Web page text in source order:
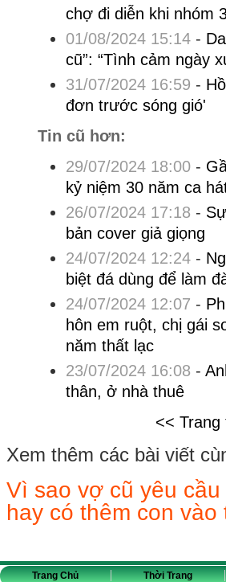
chợ đi diễn khi nhóm
01/08/2024 15:14-
cũ”: “Tình cảm ngày
31/07/2024 16:59 -
đơn trước sóng gió'
Tin cũ hơn:
29/07/2024 18:00-
kỷ niệm 30 năm ca
26/07/2024 17:18 -
bản cover giả giọng
24/07/2024 12:24-
biệt đá dùng để làm
24/07/2024 12:07 -
hôn em ruột, chị gái
năm thất lạc
23/07/2024 16:08 -
thân, ở nhà thuê
<< Trang
Xem thêm các bài viết
Vì sao vợ cũ yêu
hay có thêm con
Trang Chủ Thời Trang